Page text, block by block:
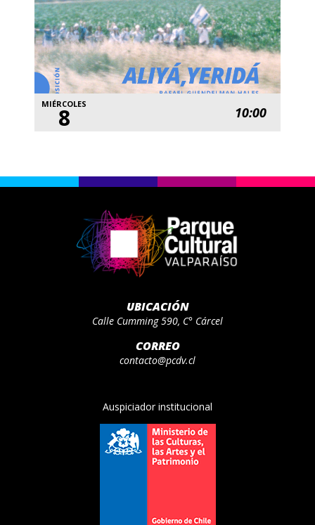
MIÉRCOLES
8 10:00
UBICACIÓN
Calle Cumming 590, C° Cárcel
CORREO
contacto@pcdv.cl
Auspiciador institucional